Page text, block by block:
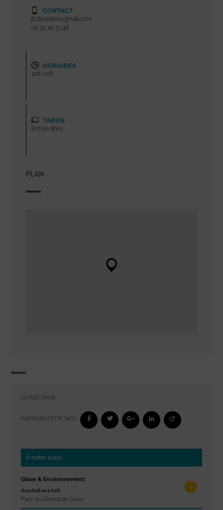
CONTACT
jb.doubilet@gmail.com
06 32 78 77 48
HORAIRES
10h-20h
TARIFS
Entrée libre
PLAN
CLASSÉ DANS :
PARTAGER CETTE INFO :
À noter aussi
Glisse & Environnement
du 9 Août au 9 Août
Place du Général de Gaulle